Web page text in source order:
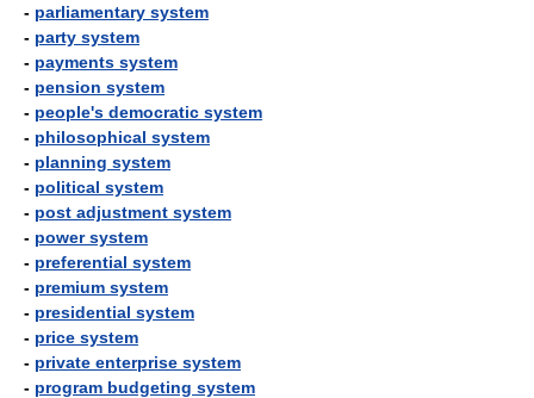
- parliamentary system
- party system
- payments system
- pension system
- people's democratic system
- philosophical system
- planning system
- political system
- post adjustment system
- power system
- preferential system
- premium system
- presidential system
- price system
- private enterprise system
- program budgeting system